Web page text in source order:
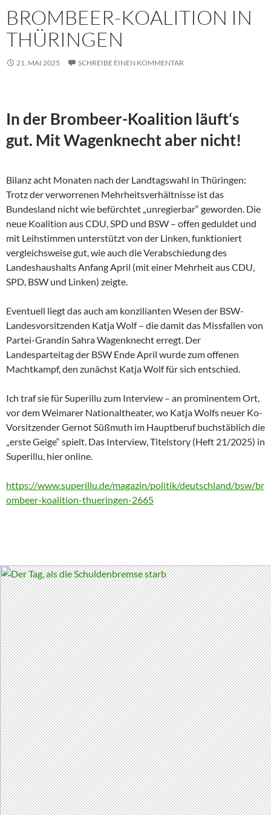
BROMBEER-KOALITION IN
THÜRINGEN
21. MAI 2025 SCHREIBE EINEN KOMMENTAR
In der Brombeer-Koalition läuft‘s
gut. Mit Wagenknecht aber nicht!
Bilanz acht Monaten nach der Landtagswahl in Thüringen:
Trotz der verworrenen Mehrheitsverhältnisse ist das
Bundesland nicht wie befürchtet „unregierbar“ geworden. Die
neue Koalition aus CDU, SPD und BSW – offen geduldet und
mit Leihstimmen unterstützt von der Linken, funktioniert
vergleichsweise gut, wie auch die Verabschiedung des
Landeshaushalts Anfang April (mit einer Mehrheit aus CDU,
SPD, BSW und Linken) zeigte.
Eventuell liegt das auch am konzilianten Wesen der BSW-
Landesvorsitzenden Katja Wolf – die damit das Missfallen von
Partei-Grandin Sahra Wagenknecht erregt. Der
Landesparteitag der BSW Ende April wurde zum offenen
Machtkampf, den zunächst Katja Wolf für sich entschied.
Ich traf sie für Superillu zum Interview – an prominentem Ort,
vor dem Weimarer Nationaltheater, wo Katja Wolfs neuer Ko-
Vorsitzender Gernot Süßmuth im Hauptberuf buchstäblich die
„erste Geige“ spielt. Das Interview, Titelstory (Heft 21/2025) in
Superillu, hier online.
https://www.superillu.de/magazin/politik/deutschland/bsw/br
ombeer-koalition-thueringen-2665